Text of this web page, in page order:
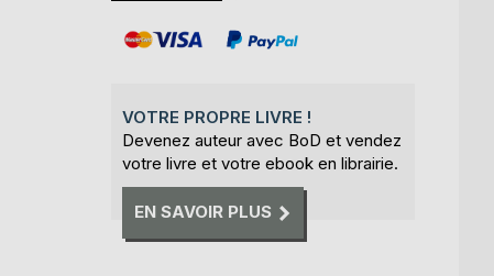
VOTRE PROPRE LIVRE !
Devenez auteur avec BoD et vendez
votre livre et votre ebook en librairie.
EN SAVOIR PLUS